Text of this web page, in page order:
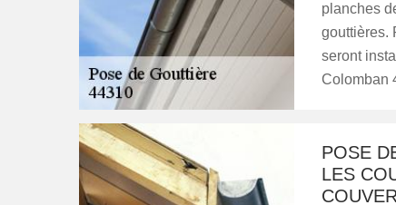
planches
gouttières.
seront
Colomban
POSE
LES